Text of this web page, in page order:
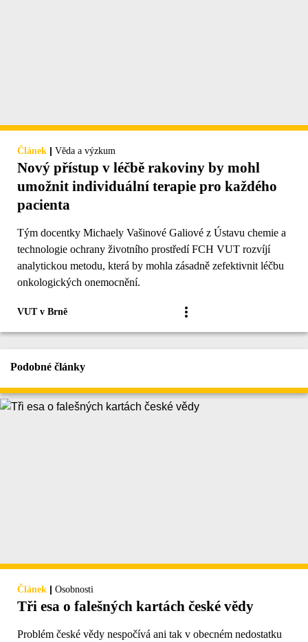
Článek | Věda a výzkum
Nový přístup v léčbě rakoviny by mohl
umožnit individuální terapie pro každého
pacienta
Tým docentky Michaely Vašinové Galiové z Ústavu chemie a
technologie ochrany životního prostředí FCH VUT rozvíjí
analytickou metodu, která by mohla zásadně zefektivnit léčbu
onkologických onemocnění.
VUT v Brně
Podobné články
Článek | Osobnosti
Tři esa o falešných kartách české vědy
Problém české vědy nespočívá ani tak v obecném nedostatku